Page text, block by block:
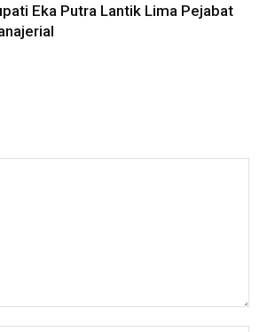
Eka Putra Lantik Lima Pejabat